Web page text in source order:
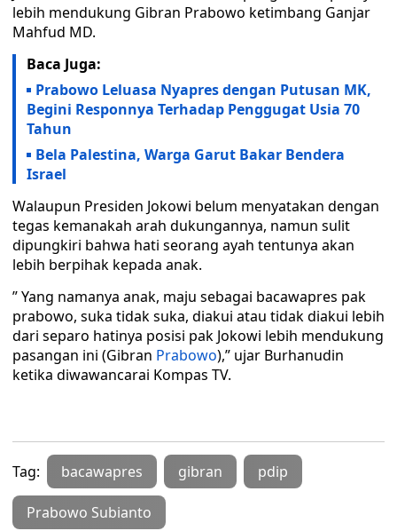
lebih mendukung Gibran Prabowo ketimbang Ganjar
Mahfud MD.
Baca Juga:
Prabowo Leluasa Nyapres dengan Putusan MK,
Begini Responnya Terhadap Penggugat Usia 70
Tahun
Bela Palestina, Warga Garut Bakar Bendera
Israel
Walaupun Presiden Jokowi belum menyatakan dengan
tegas kemanakah arah dukungannya, namun sulit
dipungkiri bahwa hati seorang ayah tentunya akan
lebih berpihak kepada anak.
” Yang namanya anak, maju sebagai bacawapres pak
prabowo, suka tidak suka, diakui atau tidak diakui lebih
dari separo hatinya posisi pak Jokowi lebih mendukung
pasangan ini (Gibran Prabowo),” ujar Burhanudin
ketika diwawancarai Kompas TV.
Tag: bacawapres gibran pdip
Prabowo Subianto